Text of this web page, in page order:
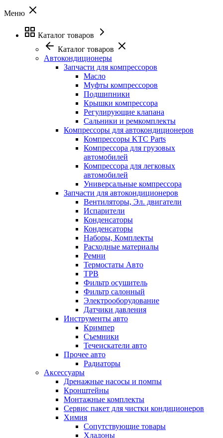
Меню
Каталог товаров
Каталог товаров
Автокондиционеры
Запчасти для компрессоров
Масло
Муфты компрессоров
Подшипники
Крышки компрессора
Регулирующие клапана
Сальники и ремкомплекты
Компрессоры для автокондиционеров
Компрессоры KTC Parts
Компрессора для грузовых
автомобилей
Компрессора для легковых
автомобилей
Универсальные компрессора
Запчасти для автокондиционеров
Вентиляторы, Эл. двигатели
Испарители
Конденсаторы
Конденсаторы
Наборы, Комплекты
Расходные материалы
Ремни
Термостаты Авто
ТРВ
Фильтр осушитель
Фильтр салонный
Электрооборудование
Датчики давления
Инструменты авто
Кримпер
Съемники
Течеискатели авто
Прочее авто
Радиаторы
Аксессуары
Дренажные насосы и помпы
Кронштейны
Монтажные комплекты
Сервис пакет для чистки кондиционеров
Химия
Сопутствующие товары
Хладоны